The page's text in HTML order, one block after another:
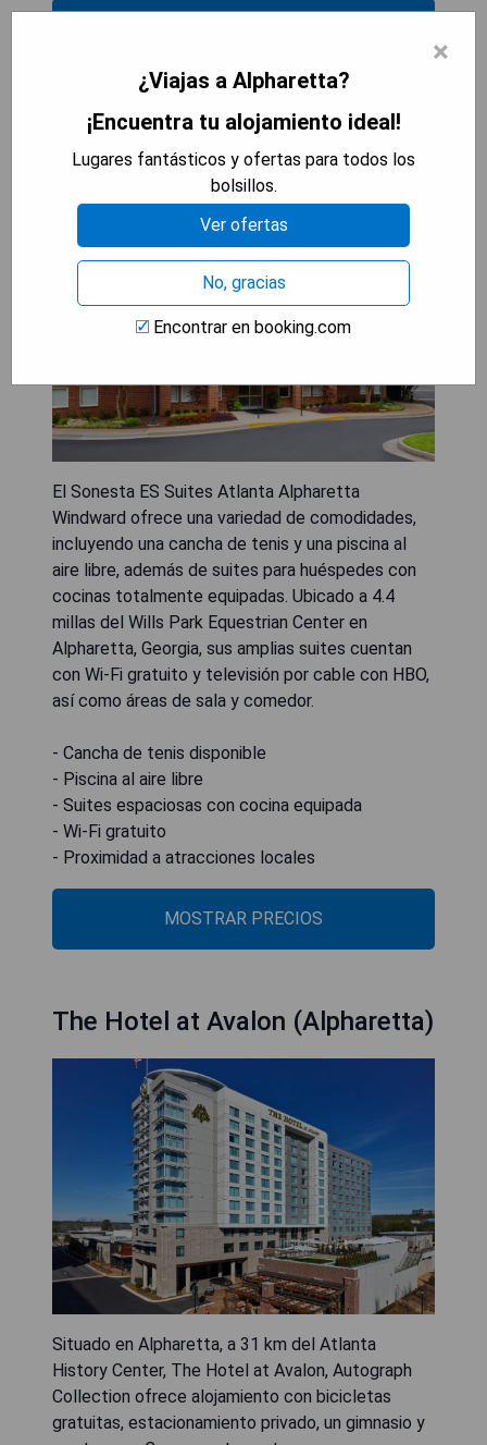
Sonesta ES Suites Atlanta
Alpharetta Windward
El Sonesta ES Suites Atlanta Alpharetta
Windward ofrece una variedad de comodidades,
incluyendo una cancha de tenis y una piscina al
aire libre, además de suites para huéspedes con
cocinas totalmente equipadas. Ubicado a 4.4
millas del Wills Park Equestrian Center en
Alpharetta, Georgia, sus amplias suites cuentan
con Wi-Fi gratuito y televisión por cable con HBO,
así como áreas de sala y comedor.
- Cancha de tenis disponible
- Piscina al aire libre
- Suites espaciosas con cocina equipada
- Wi-Fi gratuito
- Proximidad a atracciones locales
MOSTRAR PRECIOS
The Hotel at Avalon (Alpharetta)
Situado en Alpharetta, a 31 km del Atlanta
History Center, The Hotel at Avalon, Autograph
Collection ofrece alojamiento con bicicletas
gratuitas, estacionamiento privado, un gimnasio y
×
¿Viajas a Alpharetta?
¡Encuentra tu alojamiento ideal!
Lugares fantásticos y ofertas para todos los
bolsillos.
Ver ofertas
No, gracias
Encontrar en booking.com